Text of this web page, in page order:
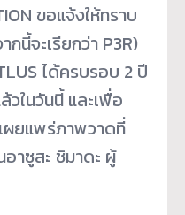
ขอแจ้งให้ทราบ
นี้จะเรียกว่า P3R)
ได้ครบรอบ 2 ปี
วในวันนี้ และเพื่อ
ผยแพร่ภาพวาดที่
าซูสะ ชิมาดะ ผู้